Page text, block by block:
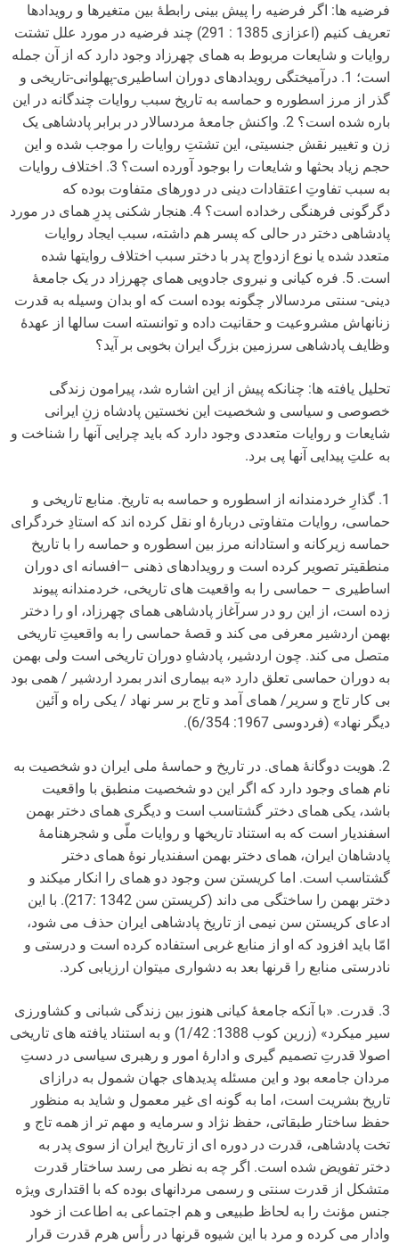
فرضیه ها: اگر فرضیه را پیش بینی رابطۀ بین متغیرها و رویدادها
تعریف کنیم (اعزازی 1385 : 291) چند فرضیه در مورد علل تشتت
روایات و شایعات مربوط به همای چهرزاد وجود دارد که از آن جمله
است؛ 1. درآمیختگی رویدادهای دوران اساطیری-پهلوانی-تاریخی و
گذر از مرز اسطوره و حماسه به تاریخ سبب روایات چندگانه در این
باره شده است؟ 2. واکنش جامعۀ مردسالار در برابر پادشاهی یک
زن و تغییر نقش جنسیتی، این تشتتِ روایات را موجب شده و این
حجم زیاد بحث­ها و شایعات را بوجود آورده است؟ 3. اختلاف روایات
به سبب تفاوتِ اعتقادات دینی در دوره­ای متفاوت بوده که
دگرگونی فرهنگی رخداده است؟ 4. هنجار شکنی پدرِ همای در مورد
پادشاهی دختر در حالی که پسر هم داشته، سبب ایجاد روایات
متعدد شده یا نوع ازدواج پدر با دختر سبب اختلاف روایت­ها شده
است. 5. فره کیانی و نیروی جادویی همای چهرزاد در یک جامعۀ
دینی- سنتی مردسالار چگونه بوده است که او بدان وسیله به قدرت
زنانه­اش مشروعیت و حقانیت داده و توانسته است سال­ها از عهدۀ
وظایف پادشاهی سرزمین بزرگ ایران بخوبی بر آید؟
تحلیل یافته ها: چنانکه پیش از این اشاره شد، پیرامون زندگی
خصوصی و سیاسی و شخصیت این نخستین پادشاه زنِ ایرانی
شایعات و روایات متعددی وجود دارد که باید چرایی آنها را شناخت و
به علتِ پیدایی آنها پی برد.
1. گذارِ خردمندانه از اسطوره و حماسه به تاریخ. منابع تاریخی و
حماسی، روایات متفاوتی دربارۀ او نقل کرده اند که استادِ خردگرای
حماسه زیرکانه و استادانه مرز بین اسطوره و حماسه را با تاریخ
منطقی­­­تر تصویر کرده است و رویدادهای ذهنی –افسانه ای دوران
اساطیری – حماسی را به واقعیت های تاریخی، خردمندانه پیوند
زده است، از این رو در سرآغاز پادشاهی همای چهرزاد، او را دختر
بهمن اردشیر معرفی می کند و قصۀ حماسی را به واقعیتِ تاریخی
متصل می کند. چون اردشیر، پادشاهِ دوران تاریخی است ولی بهمن
به دوران حماسی تعلق دارد «به بیماری اندر بمرد اردشیر / همی بود
بی کار تاج و سریر/ همای آمد و تاج بر سر نهاد / یکی راه و آئین
دیگر نهاد» (فردوسی 1967: 6/354).
2. هویت دوگانۀ همای. در تاریخ و حماسۀ ملی ایران دو شخصیت به
نام همای وجود دارد که اگر این دو شخصیت منطبق با واقعیت
باشد، یکی همای دختر گشتاسب است و دیگری همای دختر بهمن
اسفندیار است که به استناد تاریخ­ها و روایات ملّی و شجره­نامۀ
پادشاهان ایران، همای دختر بهمن اسفندیار نوۀ همای دختر
گشتاسب است. اما کریستن سن وجود دو همای را انکار می­کند و
دختر بهمن را ساختگی می داند (کریستن سن 1342 :217). با این
ادعای کریستن سن نیمی از تاریخ پادشاهی ایران حذف می شود،
امّا باید افزود که او از منابع غربی استفاده کرده است و درستی و
نادرستی منابع را قرن­ها بعد به دشواری می­توان ارزیابی کرد.
3. قدرت. «با آنکه جامعۀ کیانی هنوز بین زندگی شبانی و کشاورزی
سیر می­کرد» (زرین کوب 1388: 1/42) و به استناد یافته های تاریخی
اصولا قدرتِ تصمیم گیری و ادارۀ امور و رهبری سیاسی در دستِ
مردان جامعه بود و این مسئله پدیده­ای جهان شمول به درازای
تاریخ بشریت است، اما به گونه ای غیر معمول و شاید به منظور
حفظ ساختار طبقاتی، حفظ نژاد و سرمایه و مهم تر از همه تاج و
تخت پادشاهی، قدرت در دوره ای از تاریخ ایران از سوی پدر به
دختر تفویض شده است. اگر چه به نظر می رسد ساختار قدرت
متشکل از قدرت سنتی و رسمی مردانه­ای بوده که با اقتداری ویژه
جنس مؤنث را به لحاظ طبیعی و هم اجتماعی به اطاعت از خود
وادار می کرده و مرد با این شیوه قرن­ها در رأس هرم قدرت قرار